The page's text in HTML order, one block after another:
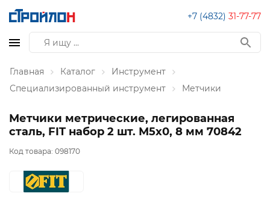
+7 (4832) 31-77-77
Главная Каталог
Инструмент
Специализированный инструмент
Метчики
Метчики метрические, легированная
сталь, FIT набор 2 шт. М5х0, 8 мм 70842
Код товара: 098170